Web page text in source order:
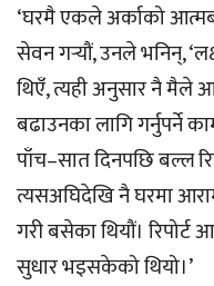
‘घरमै एकले अर्काको
सेवन गर्‍यौं, उनले भनिन्,
थिएँ, त्यही अनुसार नै मैले
बढाउनका लागि गर्नुपर्ने
पाँच–सात दिनपछि बल्ल
त्यसअघिदेखि नै घरमा
गरी बसेका थियौं। रिपोर्ट
सुधार भइसकेको थियो।’